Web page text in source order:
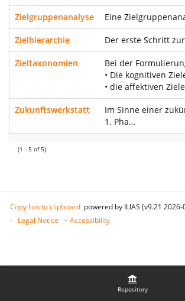
Repository
Zielgruppenanalyse Eine
Zielhierarchie Der erste Schritt
Zieltaxonomien
Bei der
• Die kognitiven
• die affektiven
Zukunftswerkstatt
Im Sinne einer
1. Pha…
(1 - 5 of 5)
Copy link to clipboard powered by ILIAS (v9.21 2026-
Legal Notice
Accessibility